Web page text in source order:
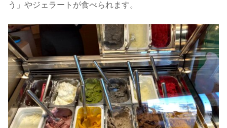
う」やジェラートが食べられます。